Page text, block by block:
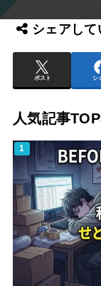
シェアし
ポスト シ
人気記事